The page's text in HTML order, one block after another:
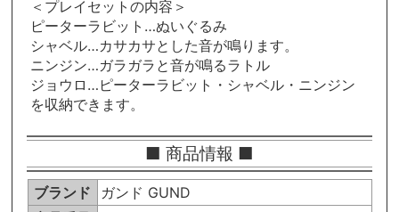
＜プレイセットの内容＞
ピーターラビット…ぬいぐるみ
シャベル…カサカサとした音が鳴ります。
ニンジン…ガラガラと音が鳴るラトル
ジョウロ…ピーターラビット・シャベル・ニンジン
を収納できます。
■ 商品情報 ■
ブランド
ガンド GUND